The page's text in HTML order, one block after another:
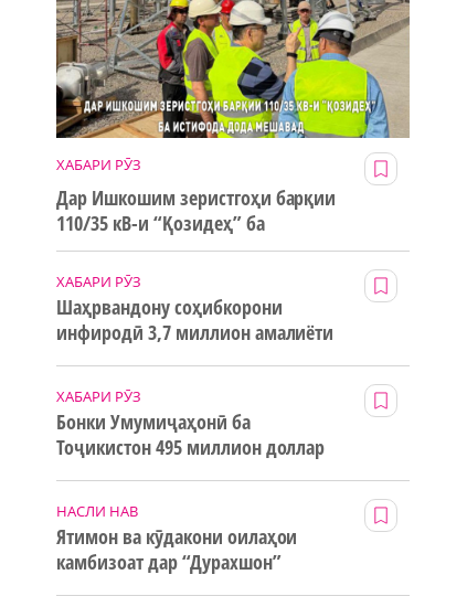
ХАБАРИ РӮЗ
Дар Ишкошим зеристгоҳи барқии
110/35 кВ-и “Қозидеҳ” ба
истифода дода мешавад
ХАБАРИ РӮЗ
Шаҳрвандону соҳибкорони
инфиродӣ 3,7 миллион амалиёти
ХАБАРИ РӮЗ
Бонки Умумиҷаҳонӣ ба
Тоҷикистон 495 миллион доллар
НАСЛИ НАВ
Ятимон ва кӯдакони оилаҳои
камбизоат дар “Дурахшон”